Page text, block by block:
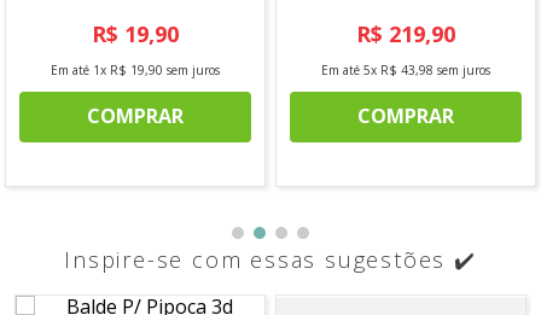
R$ 19,90
Em até 1x R$ 19,90 sem juros
COMPRAR
R$ 219,90
Em até 5x R$ 43,98 sem juros
COMPRAR
Inspire-se com essas sugestões ✔️